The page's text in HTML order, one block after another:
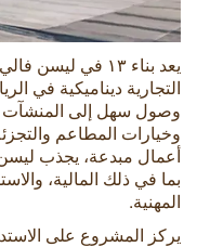
يعد بناء ١٣ في
التجارية ديناميكية في
وصول سهل إلى المنشآت
وخيارات المطاعم
أعمال مبدعة، يجذب
بما في ذلك المالية،
المهنية.
يركز المشروع على